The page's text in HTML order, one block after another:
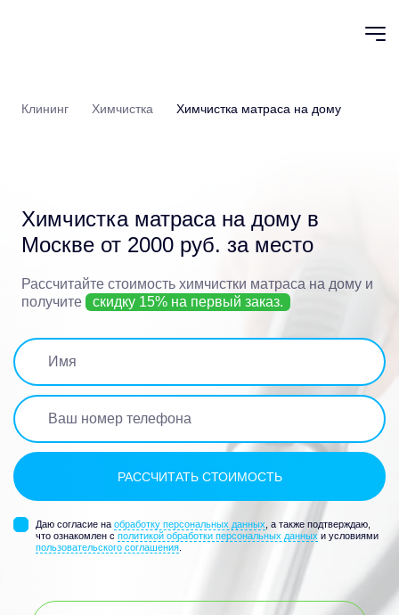
Клининг Химчистка Химчистка матраса на дому
Химчистка матраса на дому в
Москве от 2000 руб. за место
Рассчитайте стоимость химчистки матраса на дому и
получите
скидку 15% на первый заказ.
Даю согласие на обработку персональных данных , а также подтверждаю,
что ознакомлен с политикой обработки персональных данных и условиями
пользовательского соглашения